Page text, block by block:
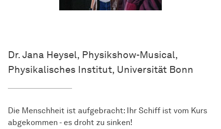
Dr. Jana Heysel, Physikshow-Musical,
Physikalisches Institut, Universität Bonn
Die Menschheit ist aufgebracht: Ihr Schiff ist vom Kurs
abgekommen - es droht zu sinken!